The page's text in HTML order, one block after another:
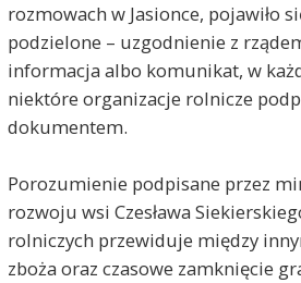
rozmowach w Jasionce, pojawiło
podzielone – uzgodnienie z
informacja albo komunikat, w
niektóre organizacje rolnicze
dokumentem.
Porozumienie podpisane przez
rozwoju wsi Czesława
rolniczych przewiduje między
zboża oraz czasowe zamknięcie